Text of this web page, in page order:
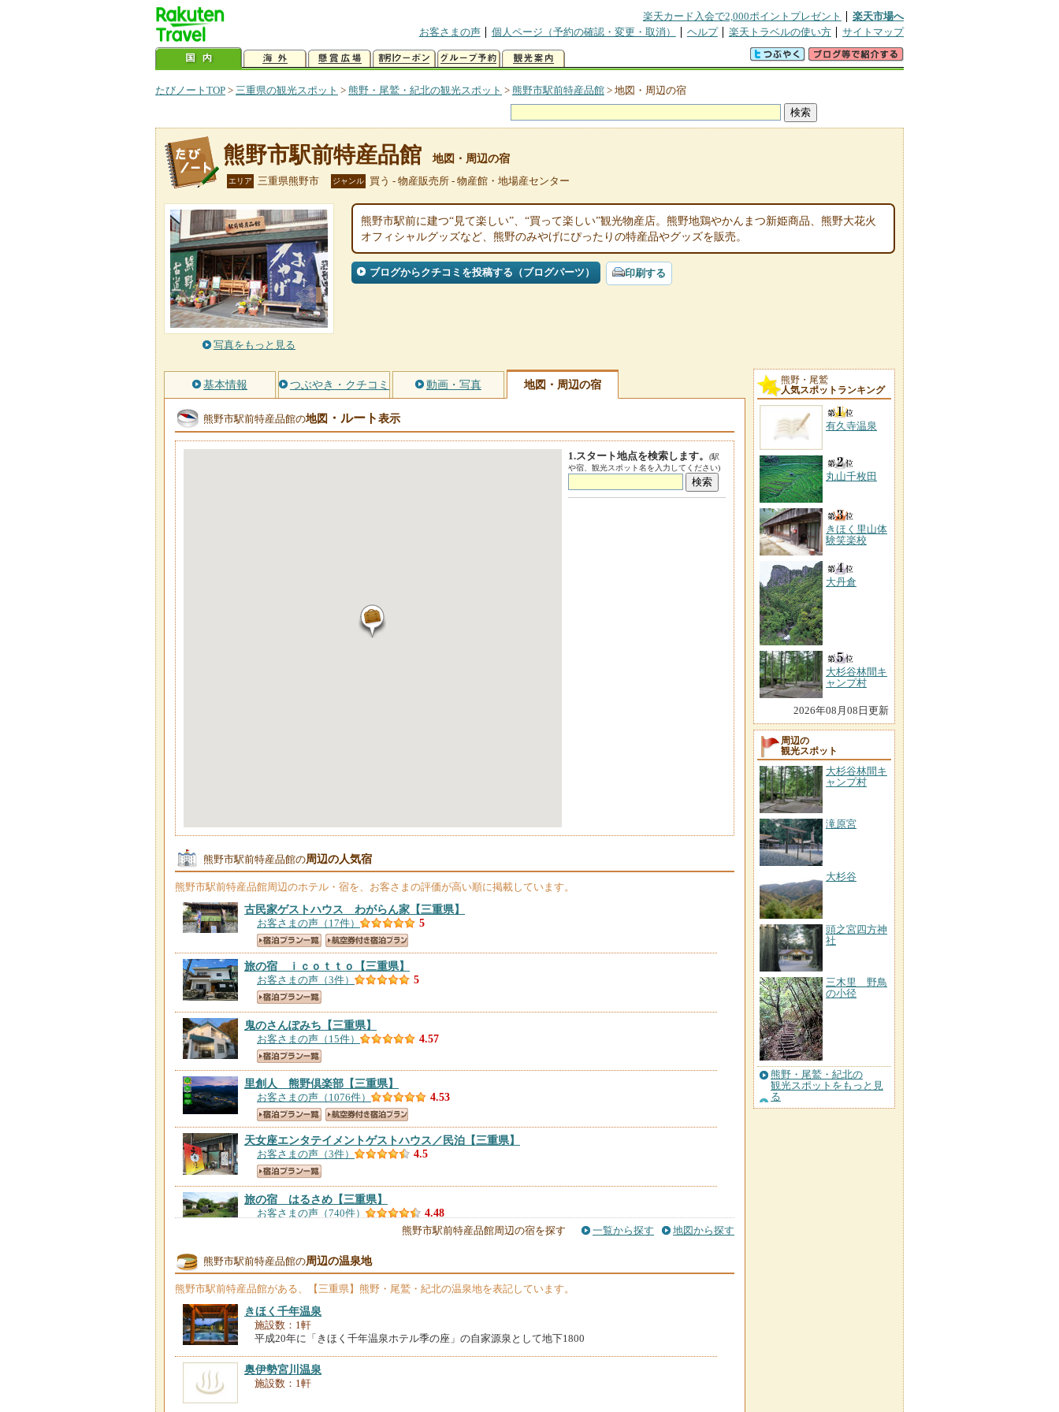
楽天カード入会で2,000ポイントプレゼント
楽天市場へ
お客さまの声
個人ページ（予約の確認・変更・取消） ヘルプ 楽天トラベルの使い方 サイトマップ
たびノートTOP > 三重県の観光スポット > 熊野・尾鷲・紀北の観光スポット > 熊野市駅前特産品館 > 地図・周辺の宿
熊野市駅前特産品館 地図・周辺の宿
エリア 三重県熊野市 ジャンル 買う - 物産販売所 - 物産館・地場産センター
写真をもっと見る
熊野市駅前に建つ“見て楽しい”、“買って楽しい”観光物産店。熊野地鶏やかんまつ新姫商品、熊野大花火
オフィシャルグッズなど、熊野のみやげにぴったりの特産品やグッズを販売。
ブログからクチコミを投稿する（ブログパーツ） 印刷する
基本情報 つぶやき・クチコミ 動画・写真 地図・周辺の宿
熊野市駅前特産品館の地図 ・ルート表示
1.スタート地点を検索します。
(駅
や宿、観光スポット名を入力してください)
熊野市駅前特産品館の周辺の人気宿
熊野市駅前特産品館周辺のホテル・宿を、お客さまの評価が高い順に掲載しています。
古民家ゲストハウス わがらん家 【三重県】
お客さまの声（17件） 5
旅の宿 ｉｃｏｔｔｏ 【三重県】
お客さまの声（3件） 5
鬼のさんぽみち 【三重県】
お客さまの声（15件） 4.57
里創人 熊野倶楽部 【三重県】
お客さまの声（1076件） 4.53
天女座エンタテイメントゲストハウス／民泊 【三重県】
お客さまの声（3件） 4.5
旅の宿 はるさめ 【三重県】
お客さまの声（740件） 4.48
ホテルなみ【三重県】
お客さまの声（658件）
わがらん家 ーえんつなぎー
お客さまの声（8件）
熊野の宿 海ひかり
お客さまの声（233件）
熊野市駅前特産品館周辺の宿を探す 一覧から探す 地図から探す
熊野市駅前特産品館の周辺の温泉地
熊野市駅前特産品館がある、【三重県】熊野・尾鷲・紀北の温泉地を表記しています。
きほく千年温泉
施設数：1軒
平成20年に「きほく千年温泉ホテル季の座」の自家源泉として地下1800
奥伊勢宮川温泉
施設数：1軒
熊野・尾鷲
人気スポットランキング
有久寺温泉
丸山千枚田
きほく里山体
験笑楽校
大丹倉
大杉谷林間キ
ャンプ村
2026年08月08日更新
周辺の
観光スポット
大杉谷林間キ
ャンプ村
滝原宮
大杉谷
頭之宮四方神
社
三木里 野鳥
の小径
熊野・尾鷲・紀北の
観光スポットをもっと見
る